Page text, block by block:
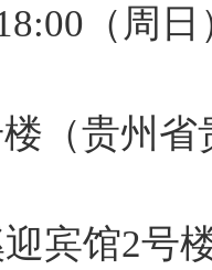
（周
（贵州
宾馆2号